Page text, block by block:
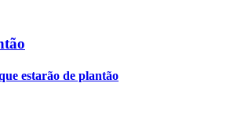
estarão de plantão